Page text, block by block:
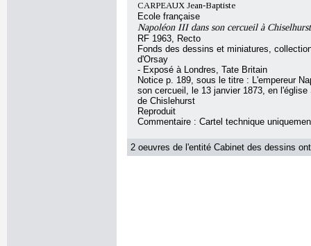
CARPEAUX Jean-Baptiste
Ecole française
Napoléon III dans son cercueil à Chiselhurst
RF 1963, Recto
Fonds des dessins et miniatures,
d'Orsay
- Exposé à Londres, Tate Britain
Notice p. 189, sous le titre : L'empereur
son cercueil, le 13 janvier 1873, en l'église
de Chislehurst
Reproduit
Commentaire : Cartel technique
2 oeuvres de l'entité Cabinet des dessins